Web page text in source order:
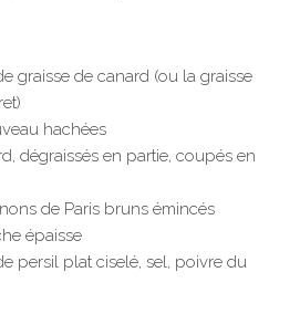
graisse de canard (ou la graisse
hachées
dégraissés en partie, coupés en
de Paris bruns émincés
épaisse
persil plat ciselé, sel, poivre du